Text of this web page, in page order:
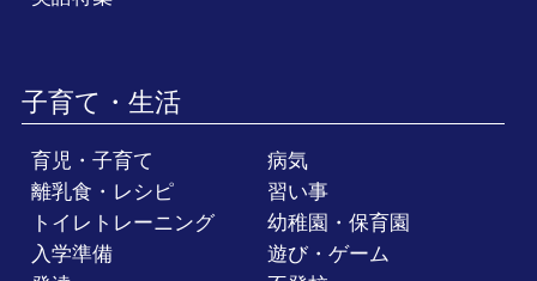
子育て・生活
育児・子育て
病気
離乳食・レシピ
習い事
トイレトレーニング
幼稚園・保育園
入学準備
遊び・ゲーム